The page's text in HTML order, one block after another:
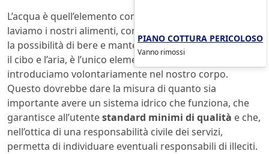
L’acqua è quell’elemento con cui ci laviamo, con cui
laviamo i nostri alimenti, con cui garantiamo a noi stessi
la possibilità di bere e mantenerci in vita: l’acqua, come
il cibo e l’aria, è l’unico elemento che dall’esterno
introduciamo volontariamente nel nostro corpo.
Questo dovrebbe dare la misura di quanto sia
importante avere un sistema idrico che funziona, che
garantisce all’utentestandard minimi di qualità e che,
nell’ottica di una responsabilità civile dei servizi,
permetta di individuare eventuali responsabili di illeciti.
PIANO COTTURA PERICOLOSO
Vanno rimossi